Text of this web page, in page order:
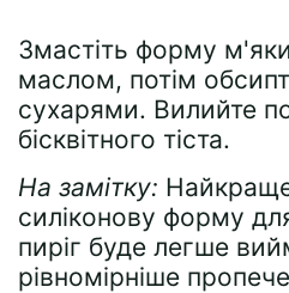
Змастіть форму
маслом, потім
сухарями. Вилийте
бісквітного тіста.
На замітку:
силіконову форму
пиріг буде легше
рівномірніше